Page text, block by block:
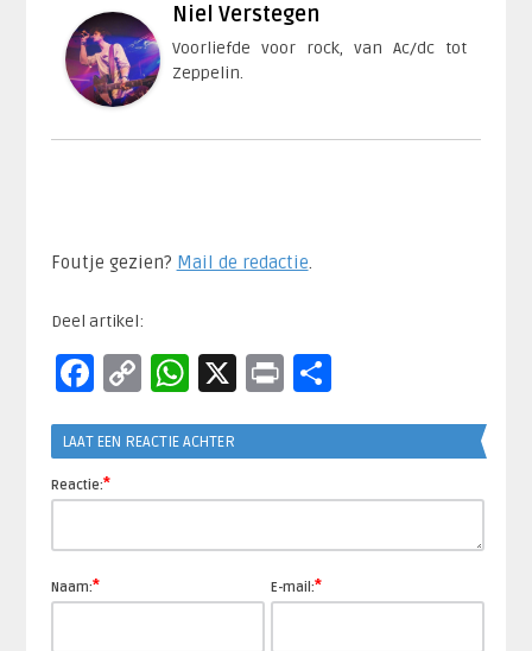
Niel Verstegen
Voorliefde voor rock, van Ac/dc tot
Zeppelin.
Foutje gezien? Mail de redactie.​
Deel artikel:
Facebook
CopyWhatsApp
X PrintDelen
LAAT EEN REACTIE ACHTER
Reactie:*
Naam:* E-mail:*